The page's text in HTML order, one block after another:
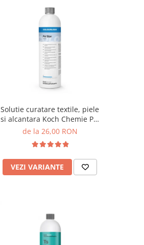
Solutie curatare textile, piele
si alcantara Koch Chemie Pol
Star
de la 26,00 RON
VEZI VARIANTE